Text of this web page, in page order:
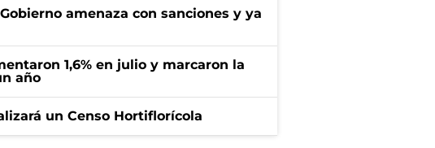
amenaza con sanciones y ya
1,6% en julio y marcaron la
año
un Censo Hortiflorícola